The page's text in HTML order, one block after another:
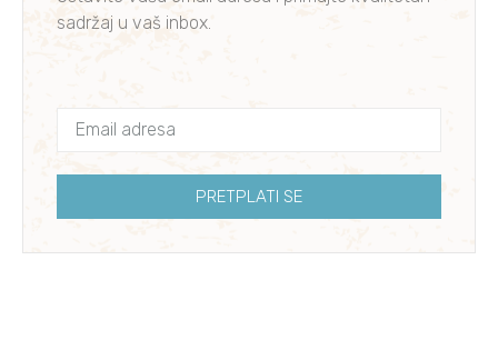
sadržaj u vaš inbox.
PRETPLATI SE